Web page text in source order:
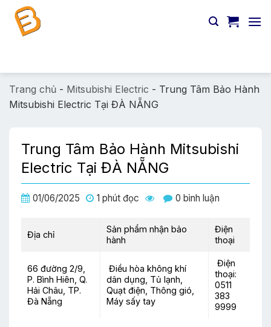
Chuyển
đến
Trang chủ - Mitsubishi Electric - Trung Tâm Bảo Hành
Mitsubishi Electric Tại ĐÀ NẴNG
Trung Tâm Bảo Hành Mitsubishi
Electric Tại ĐÀ NẴNG
01/06/2025 1 phút đọc 0 bình luận
Địa chỉ
Sản phẩm nhận bảo
hành
Điện
thoại
66 đường 2/9,
P. Bình Hiên, Q.
Hải Châu, TP.
Đà Nẵng
Điều hòa không khí
dân dụng, Tủ lạnh,
Quạt điện, Thông gió,
Máy sấy tay
Điện
thoại:
0511
383
9999